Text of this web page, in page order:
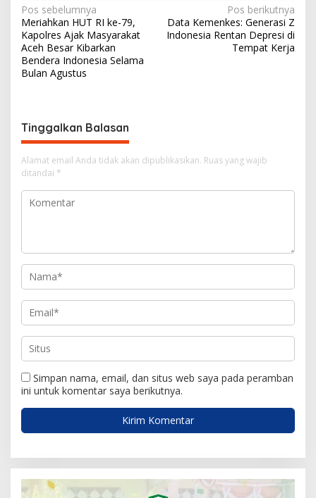
N
a
v
i
s
i
p
o
s
Pos sebelumnya
Meriahkan HUT RI ke-79,
Kapolres Ajak Masyarakat
Aceh Besar Kibarkan
Bendera Indonesia Selama
Bulan Agustus
Pos berikutnya
Data Kemenkes: Generasi Z
Indonesia Rentan Depresi di
Tempat Kerja
Tinggalkan Balasan
Alamat email Anda tidak akan dipublikasikan. Ruas yang wajib
ditandai *
Simpan nama, email, dan situs web saya pada peramban
ini untuk komentar saya berikutnya.